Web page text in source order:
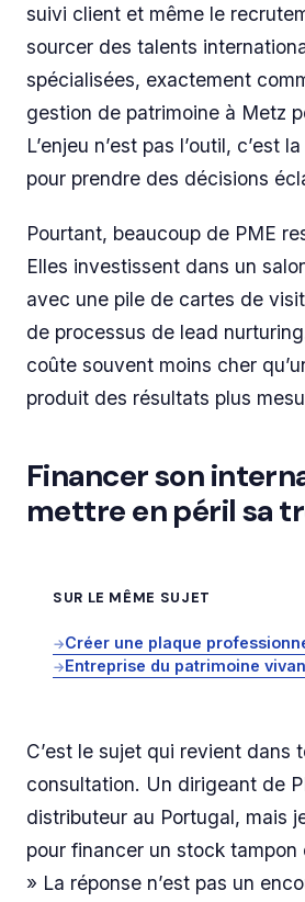
suivi client et même le
sourcer des talents
spécialisées, exactement
gestion de patrimoine à Metz
L’enjeu n’est pas l’outil, c’est
pour prendre des décisions
Pourtant, beaucoup de PME
Elles investissent dans un
avec une pile de cartes de
de processus de lead
coûte souvent moins cher
produit des résultats plus
Financer son
mettre en péril sa
SUR LE MÊME SUJET
→Créer une plaque
→Entreprise du patrimoine
C’est le sujet qui revient dans
consultation. Un dirigeant de
distributeur au Portugal, mais
pour financer un stock
» La réponse n’est pas un